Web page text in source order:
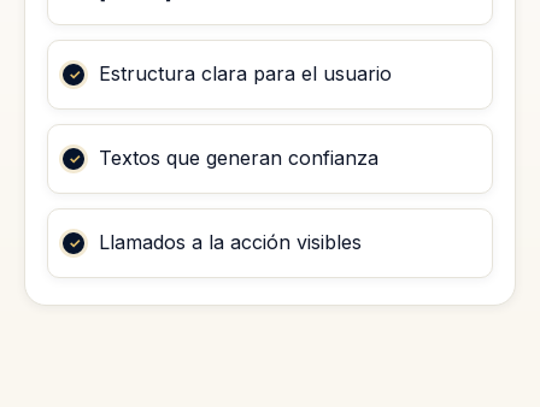
Estructura clara para el usuario
Textos que generan confianza
Llamados a la acción visibles